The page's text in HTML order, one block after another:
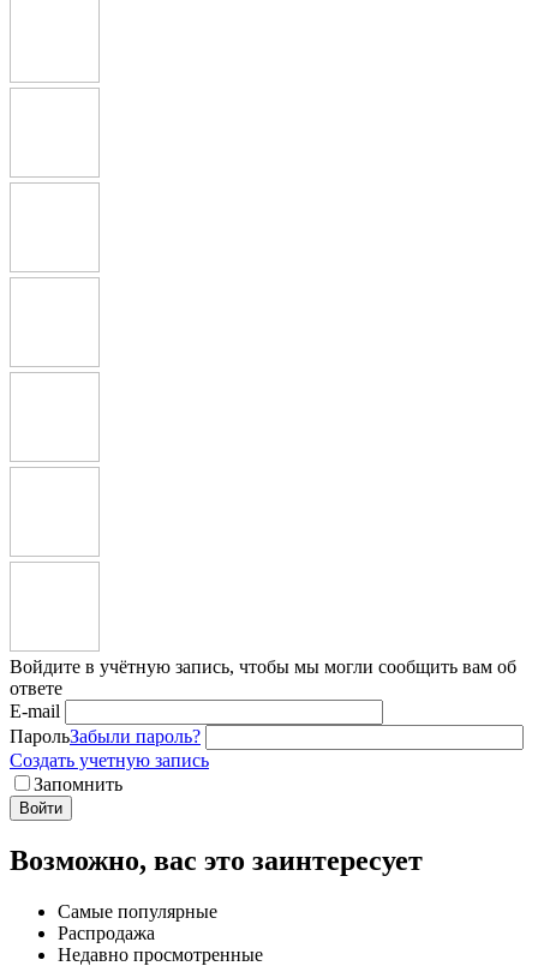
Войдите в учётную запись, чтобы мы могли сообщить вам об
ответе
E-mail
ПарольЗабыли пароль?
Создать учетную запись
Запомнить
Войти
Возможно, вас это заинтересует
Самые популярные
Распродажа
Недавно просмотренные